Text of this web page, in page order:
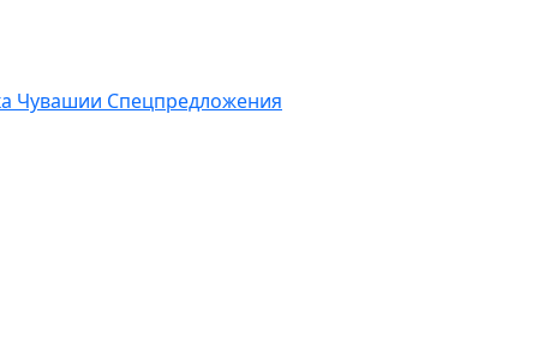
Чувашии Спецпредложения